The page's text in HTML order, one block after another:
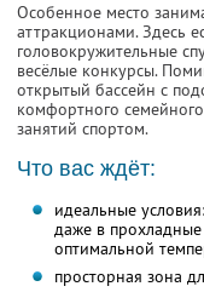
Особенное место
аттракционами. Здесь
головокружительные
весёлые конкурсы.
открытый бассейн с
комфортного
занятий спортом.
Что вас ждёт:
идеальные
даже в
оптимальной
просторная зона